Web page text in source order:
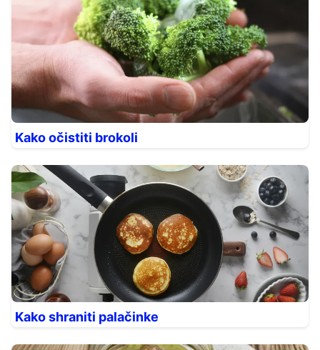
Kako očistiti brokoli
Kako shraniti palačinke